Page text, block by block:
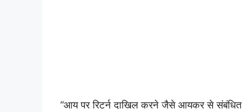
“आय पर रिटर्न दाखिल करने जैसे आयकर से संबंधित